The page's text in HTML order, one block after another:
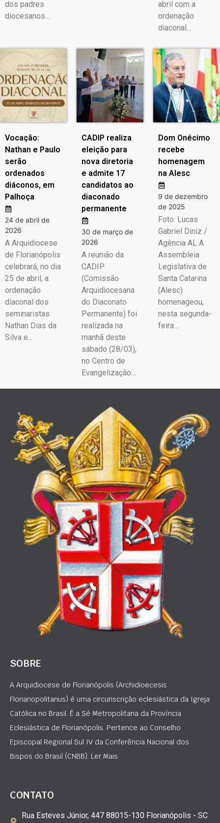
dos padres
diocesanos…
abril com a
ordenação
diaconal…
Vocação:
Nathan e Paulo
serão
ordenados
diáconos, em
Palhoça
24 de abril de
2026
A Arquidiocese
de Florianópolis
celebrará, no dia
25 de abril, a
ordenação
diaconal dos
seminaristas
Nathan Dias da
Silva e…
CADIP realiza
eleição para
nova diretoria
e admite 17
candidatos ao
diaconado
permanente
30 de março de
2026
A reunião da
CADIP
(Comissão
Arquidiocesana
do Diaconato
Permanente) foi
realizada na
manhã deste
sábado (28/03),
no Centro de
Evangelização…
Dom Onécimo
recebe
homenagem
na Alesc
9 de dezembro
de 2025
Foto: Lucas
Gabriel Diniz /
Agência AL A
Assembleia
Legislativa de
Santa Catarina
(Alesc)
homenageou,
nesta segunda-
feira…
SOBRE
A Arquidiocese de Florianópolis (Archidioecesis
Florianopolitanus) é uma circunscrição eclesiástica da Igreja
Católica no Brasil. É a Sé Metropolitana da Província
Eclesiástica de Florianópolis. Pertence ao Conselho
Episcopal Regional Sul IV da Conferência Nacional dos
Bispos do Brasil (CNBB). Ler Mais
CONTATO
Rua Esteves Júnior, 447 88015-130 Florianópolis - SC